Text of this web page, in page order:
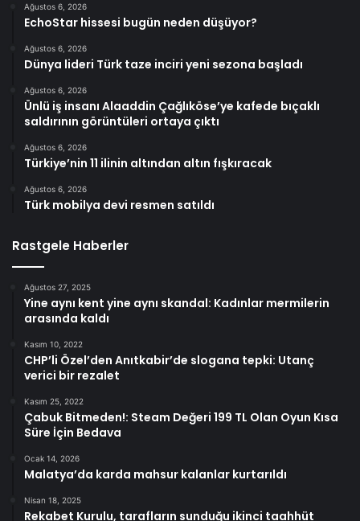
Ağustos 6, 2026
EchoStar hissesi bugün neden düşüyor?
Ağustos 6, 2026
Dünya lideri Türk taze inciri yeni sezona başladı
Ağustos 6, 2026
Ünlü iş insanı Alaaddin Çağlıköse’ye kafede bıçaklı
saldırının görüntüleri ortaya çıktı
Ağustos 6, 2026
Türkiye’nin 11 ilinin altından altın fışkıracak
Ağustos 6, 2026
Türk mobilya devi resmen satıldı
Rastgele Haberler
Ağustos 27, 2025
Yine aynı kent yine aynı skandal: Kadınlar mermilerin
arasında kaldı
Kasım 10, 2022
CHP’li Özel’den Anıtkabir’de slogana tepki: Utanç
verici bir rezalet
Kasım 25, 2022
Çabuk Bitmeden!: Steam Değeri 199 TL Olan Oyun Kısa
Süre İçin Bedava
Ocak 14, 2026
Malatya’da karda mahsur kalanlar kurtarıldı
Nisan 18, 2025
Rekabet Kurulu, tarafların sunduğu ikinci taahhüt